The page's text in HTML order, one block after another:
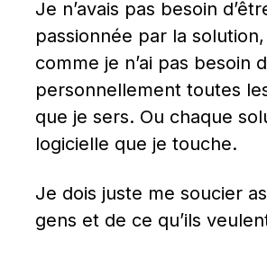
Je n’avais pas besoin
passionnée par la
comme je n’ai pas besoin
personnellement toutes
que je sers. Ou chaque
logicielle que je touche.
Je dois juste me soucier
gens et de ce qu’ils